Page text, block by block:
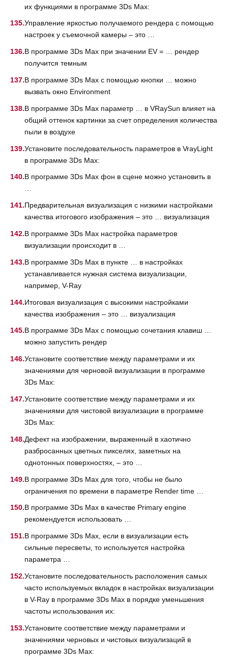
их функциями в программе 3Ds Max:
Управление яркостью получаемого рендера с помощью
настроек у съемочной камеры – это …
В программе 3Ds Max при значении EV = … рендер
получится темным
В программе 3Ds Max с помощью кнопки … можно
вызвать окно Environment
В программе 3Ds Max параметр … в VRaySun влияет на
общий оттенок картинки за счет определения количества
пыли в воздухе
Установите последовательность параметров в VrayLight
в программе 3Ds Max:
В программе 3Ds Max фон в сцене можно установить в
…
Предварительная визуализация с низкими настройками
качества итогового изображения – это … визуализация
В программе 3Ds Max настройка параметров
визуализации происходит в …
В программе 3Ds Max в пункте … в настройках
устанавливается нужная система визуализации,
например, V-Ray
Итоговая визуализация с высокими настройками
качества изображения – это … визуализация
В программе 3Ds Max с помощью сочетания клавиш …
можно запустить рендер
Установите соответствие между параметрами и их
значениями для черновой визуализации в программе
3Ds Max:
Установите соответствие между параметрами и их
значениями для чистовой визуализации в программе
3Ds Max:
Дефект на изображении, выраженный в хаотично
разбросанных цветных пикселях, заметных на
однотонных поверхностях, – это …
В программе 3Ds Max для того, чтобы не было
ограничения по времени в параметре Render time …
В программе 3Ds Max в качестве Primary engine
рекомендуется использовать …
В программе 3Ds Max, если в визуализации есть
сильные пересветы, то используется настройка
параметра …
Установите последовательность расположения самых
часто используемых вкладок в настройках визуализации
в V-Ray в программе 3Ds Max в порядке уменьшения
частоты использования их:
Установите соответствие между параметрами и
значениями черновых и чистовых визуализаций в
программе 3Ds Max: